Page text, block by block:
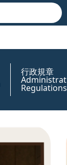
行政規章
Regulations